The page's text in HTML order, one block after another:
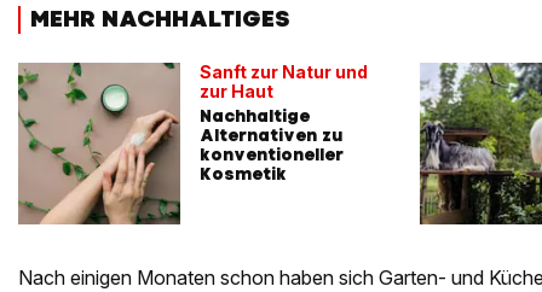
MEHR NACHHALTIGES
Sanft zur Natur und
zur Haut
Nachhaltige
Alternativen zu
konventioneller
Kosmetik
Nach einigen Monaten schon haben sich Garten- und